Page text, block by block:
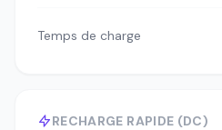
Temps de charge
RECHARGE RAPIDE (DC)